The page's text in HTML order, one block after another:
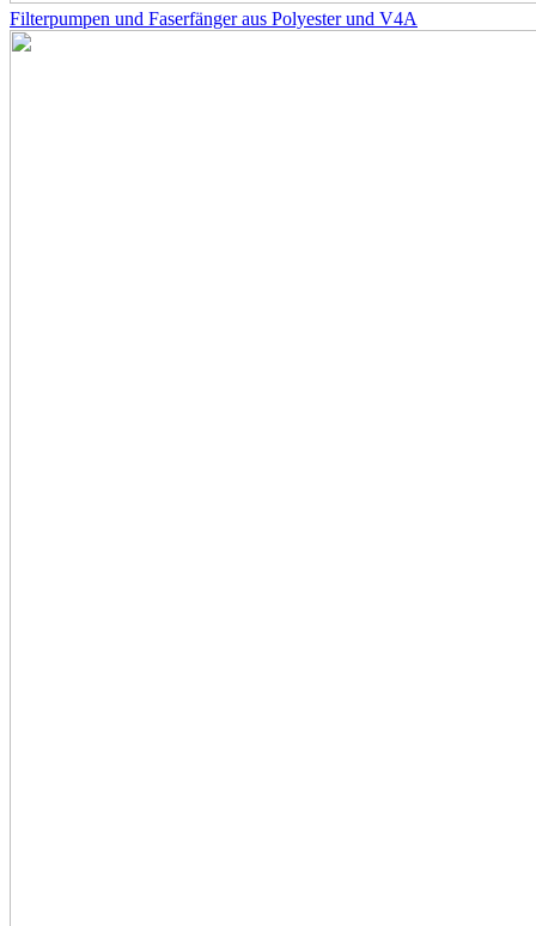
Filterpumpen und Faserfänger aus Polyester und V4A